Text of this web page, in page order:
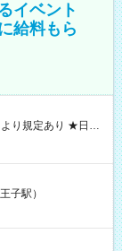
イベント
給料もら
お仕事後はコ
試
子駅）